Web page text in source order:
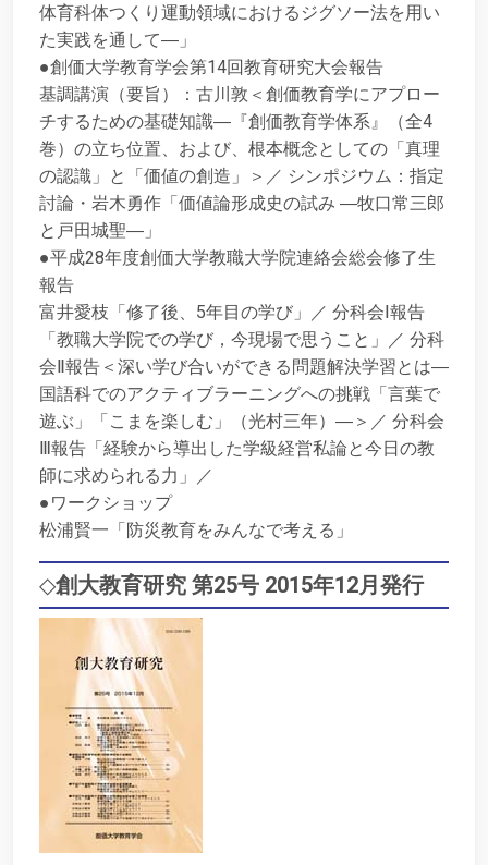
体育科体つくり運動領域におけるジグソー法を用い
た実践を通して―」
●創価大学教育学会第14回教育研究大会報告
基調講演（要旨）：古川敦＜創価教育学にアプロー
チするための基礎知識―『創価教育学体系』（全4
巻）の立ち位置、および、根本概念としての「真理
の認識」と「価値の創造」＞／ シンポジウム：指定
討論・岩木勇作「価値論形成史の試み ―牧口常三郎
と戸田城聖―」
●平成28年度創価大学教職大学院連絡会総会修了生
報告
富井愛枝「修了後、5年目の学び」／ 分科会Ⅰ報告
「教職大学院での学び，今現場で思うこと」／ 分科
会Ⅱ報告＜深い学び合いができる問題解決学習とは―
国語科でのアクティブラーニングへの挑戦「言葉で
遊ぶ」「こまを楽しむ」（光村三年）―＞／ 分科会
Ⅲ報告「経験から導出した学級経営私論と今日の教
師に求められる力」／
●ワークショップ
松浦賢一「防災教育をみんなで考える」
◇創大教育研究 第25号 2015年12月発行